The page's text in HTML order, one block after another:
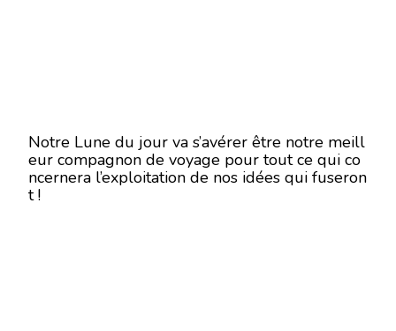
Notre Lune du jour va s’avérer être notre meill
eur compagnon de voyage pour tout ce qui co
ncernera l’exploitation de nos idées qui fuseron
t !